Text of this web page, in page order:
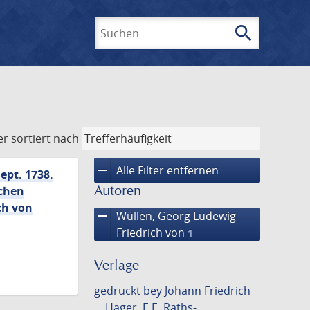
search
sortiert nach
remove Alle Filter entfernen
Autoren
remove Wüllen, Georg Ludewig
Friedrich von 1
Verlage
gedruckt bey Johann Friedrich
1738.
von